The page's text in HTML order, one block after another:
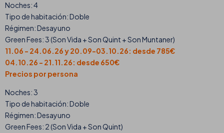
Noches: 4
Tipo de habitación: Doble
Régimen: Desayuno
Green Fees: 3 (Son Vida + Son Quint + Son Muntaner)
11.06 - 24.06.26 y 20.09-03.10.26: desde 785€
04.10.26 - 21.11.26: desde 650€
Precios por persona
Noches: 3
Tipo de habitación: Doble
Régimen: Desayuno
Green Fees: 2 (Son Vida + Son Quint)